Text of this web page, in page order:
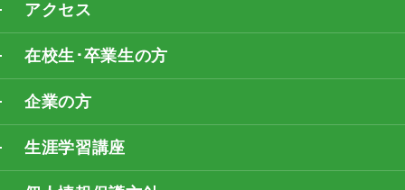
アクセス
在校生･卒業生の方
企業の方
生涯学習講座